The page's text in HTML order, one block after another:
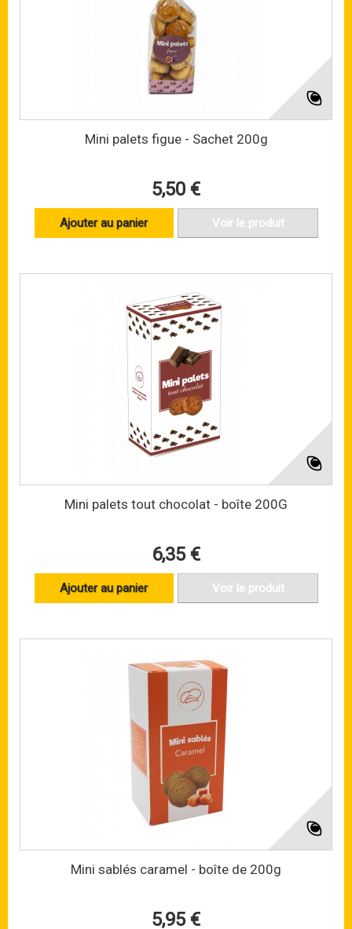
Mini palets figue - Sachet 200g
5,50 €
Ajouter au panier Voir le produit
Mini palets tout chocolat - boîte 200G
6,35 €
Ajouter au panier Voir le produit
Mini sablés caramel - boîte de 200g
5,95 €